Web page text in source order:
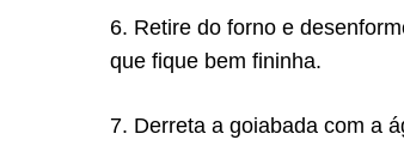
6. Retire do forno e
que fique bem fininha.
7. Derreta a goiabada com a